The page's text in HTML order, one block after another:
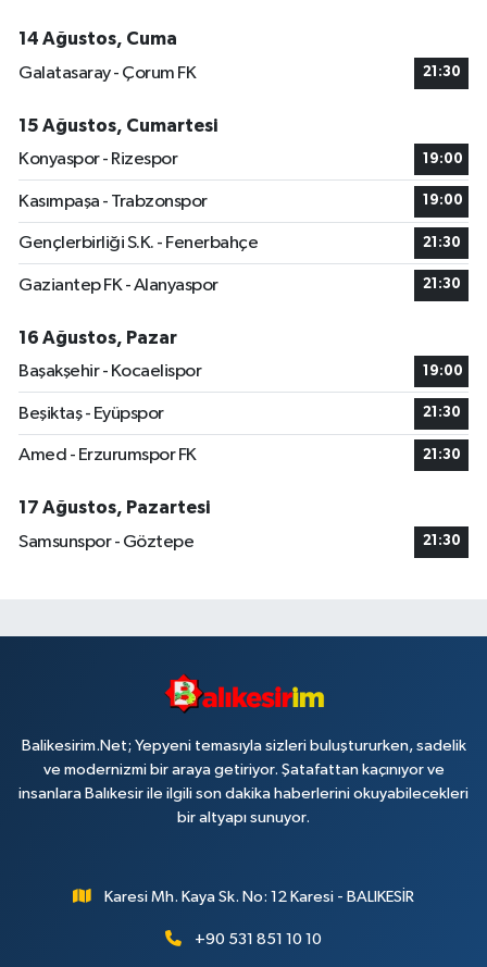
14 Ağustos, Cuma
Galatasaray - Çorum FK
21:30
15 Ağustos, Cumartesi
Konyaspor - Rizespor
19:00
Kasımpaşa - Trabzonspor 19:00
Gençlerbirliği S.K. - Fenerbahçe 21:30
Gaziantep FK - Alanyaspor 21:30
16 Ağustos, Pazar
Başakşehir - Kocaelispor
19:00
Beşiktaş - Eyüpspor 21:30
Amed - Erzurumspor FK 21:30
17 Ağustos, Pazartesi
Samsunspor - Göztepe
21:30
Balikesirim.Net; Yepyeni temasıyla sizleri buluştururken, sadelik
ve modernizmi bir araya getiriyor. Şatafattan kaçınıyor ve
insanlara Balıkesir ile ilgili son dakika haberlerini okuyabilecekleri
bir altyapı sunuyor.
Karesi Mh. Kaya Sk. No: 12 Karesi - BALIKESİR
+90 531 851 10 10